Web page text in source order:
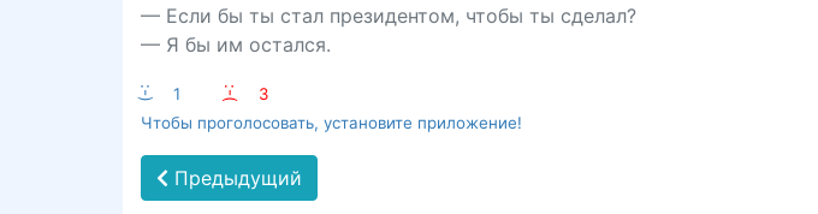
— Если бы ты стал президентом, чтобы ты сделал?
— Я бы им остался.
:-) 1 :-(
3
Чтобы проголосовать, установите приложение!
Предыдущий